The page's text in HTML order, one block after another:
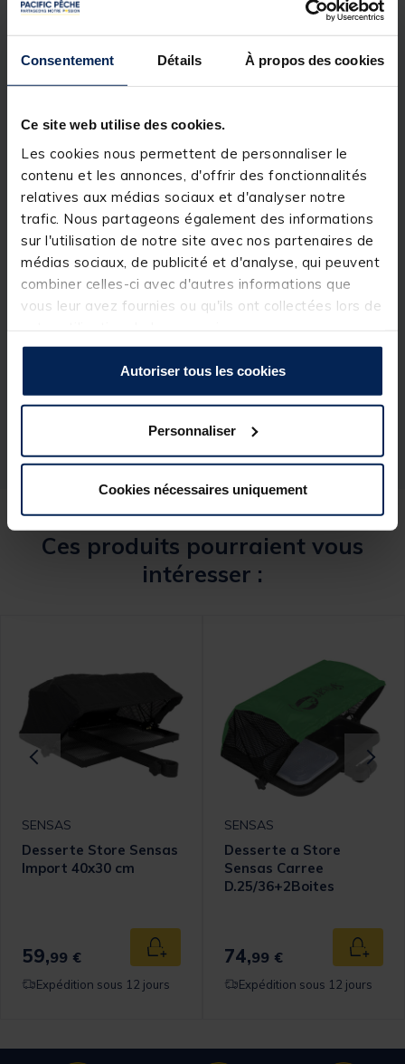
Consentement Détails À propos des cookies
Ce site web utilise des cookies.
Les cookies nous permettent de personnaliser le
contenu et les annonces, d'offrir des fonctionnalités
relatives aux médias sociaux et d'analyser notre
trafic. Nous partageons également des informations
sur l'utilisation de notre site avec nos partenaires de
médias sociaux, de publicité et d'analyse, qui peuvent
combiner celles-ci avec d'autres informations que
vous leur avez fournies ou qu'ils ont collectées lors de
Autoriser tous les cookies
Personnaliser
Cookies nécessaires uniquement
Description & détails
pour une installation de pêche au feeder.
Détails
Dimensions51x41cm / D.25-36mm
Ces produits pourraient vous
intéresser :
panier
SENSAS
Desserte Store Sensas
Import 40x30 cm
59,99 € Ajouter au panier
Expédition sous 12 jours
SENSAS
Desserte a Store
Sensas Carree
D.25/36+2Boites
74,99 €
Expédition sous 12 jours